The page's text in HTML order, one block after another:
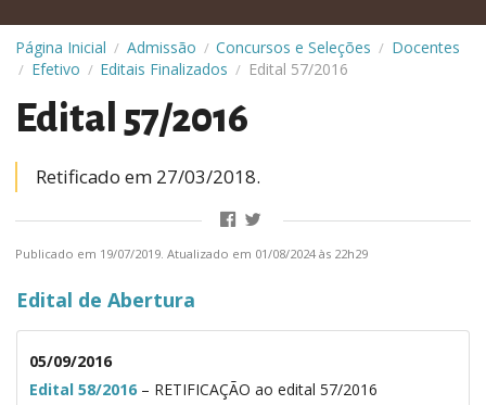
Página Inicial / Admissão / Concursos e Seleções / Docentes
/ Efetivo / Editais Finalizados / Edital 57/2016
Edital 57/2016
Retificado em 27/03/2018.
Publicado em 19/07/2019. Atualizado em 01/08/2024 às 22h29
Edital de Abertura
05/09/2016
Edital 58/2016– RETIFICAÇÃO ao edital 57/2016